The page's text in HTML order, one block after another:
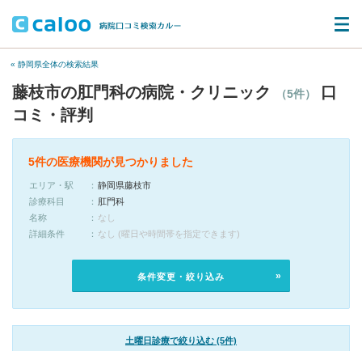
« 静岡県全体の検索結果
藤枝市の肛門科の病院・クリニック （5件）
口
コミ・評判
5件の医療機関が見つかりました
エリア・駅
静岡県藤枝市
診療科目
肛門科
名称
なし
詳細条件
なし (曜日や時間帯を指定できます)
条件変更・絞り込み
土曜日診療で絞り込む (5件)